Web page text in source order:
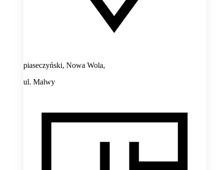
piaseczyński, Nowa Wola,
ul. Malwy